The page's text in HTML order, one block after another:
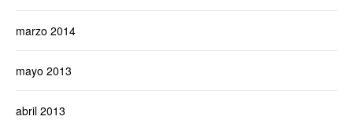
marzo 2014
mayo 2013
abril 2013